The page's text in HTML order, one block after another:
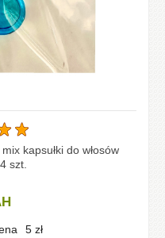
kapsułki do włosów
szt.
5 zł